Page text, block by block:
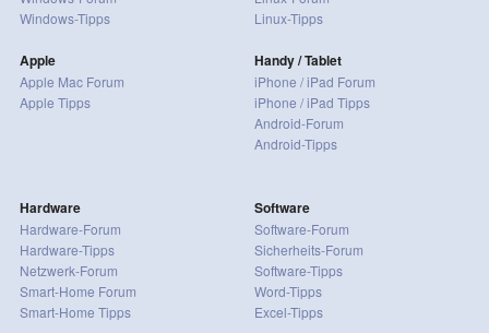
Windows-Tipps
Apple
Apple Mac Forum
Apple Tipps
Linux-Tipps
Handy / Tablet
iPhone / iPad Forum
iPhone / iPad Tipps
Android-Forum
Android-Tipps
Hardware
Hardware-Forum
Hardware-Tipps
Netzwerk-Forum
Smart-Home Forum
Smart-Home Tipps
Software
Software-Forum
Sicherheits-Forum
Software-Tipps
Word-Tipps
Excel-Tipps